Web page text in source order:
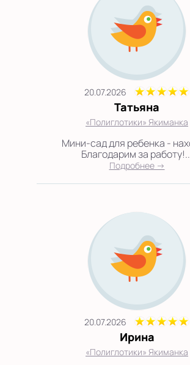
20.07.2026
Татьяна
«Полиглотики» Якиманка
Мини-сад для ребенка -
Благодарим за
Подробнее →
20.07.2026
Ирина
«Полиглотики» Якиманка